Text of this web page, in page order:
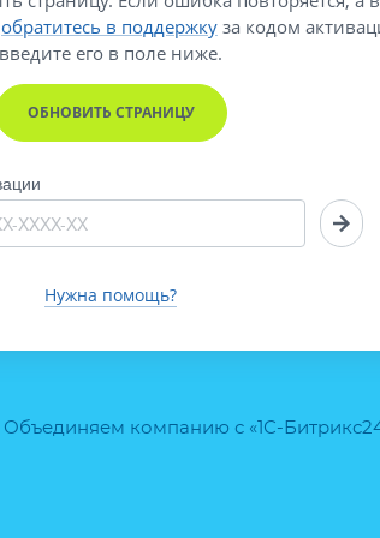
Объединяем компанию с «1С-
обратитесь в поддержку за кодом
введите его в поле ниже.
ОБНОВИТЬ СТРАНИЦУ
Нужна помощь?